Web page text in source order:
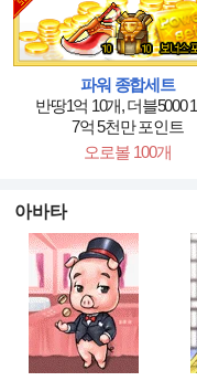
파워 종합세트
반땅1억 10개, 더블5000
7억 5천만 포인트
오로볼 100개
아바타